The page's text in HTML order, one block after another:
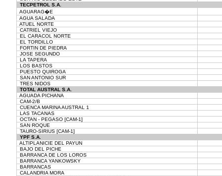
TECPETROL S.A.
AGUARAG�E
AGUA SALADA
ATUEL NORTE
CATRIEL VIEJO
EL CARACOL NORTE
EL TORDILLO
FORTIN DE PIEDRA
JOSE SEGUNDO
LA TAPERA
LOS BASTOS
PUESTO QUIROGA
SAN ANTONIO SUR
TRES NIDOS
TOTAL AUSTRAL S.A.
AGUADA PICHANA
CAM-2/B
CUENCA MARINA AUSTRAL 1
LAS TACANAS
OCTAN - PEGASO [CAM-1]
SAN ROQUE
TAURO-SIRIUS [CAM-1]
YPF S.A.
ALTIPLANICIE DEL PAYUN
BAJO DEL PICHE
BARRANCA DE LOS LOROS
BARRANCA YANKOWSKY
BARRANCAS
CALANDRIA MORA